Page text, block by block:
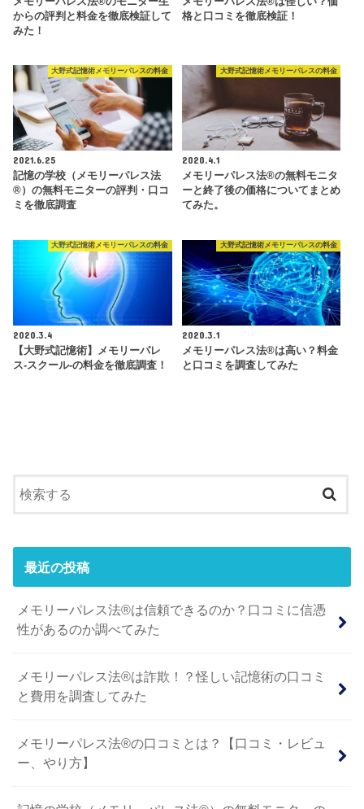
からの評判と料金を徹底検証して
みた！
格と口コミを徹底検証！
大野式記憶術メモリーパレスの料金
2021.6.25
記憶の学校（メモリーパレス法
®︎）の無料モニターの評判・口コ
ミを徹底調査
大野式記憶術メモリーパレスの料金
2020.4.1
メモリーパレス法®︎の無料モニタ
ーと終了後の価格についてまとめ
てみた。
大野式記憶術メモリーパレスの料金
2020.3.4
【大野式記憶術】メモリーパレ
ス-スクール-の料金を徹底調査！
大野式記憶術メモリーパレスの料金
2020.3.1
メモリーパレス法®︎は高い？料金
と口コミを調査してみた
最近の投稿
メモリーパレス法®︎は信頼できるのか？口コミに信憑
性があるのか調べてみた
メモリーパレス法®︎は詐欺！？怪しい記憶術の口コミ
と費用を調査してみた
メモリーパレス法®︎の口コミとは？【口コミ・レビュ
ー、やり方】